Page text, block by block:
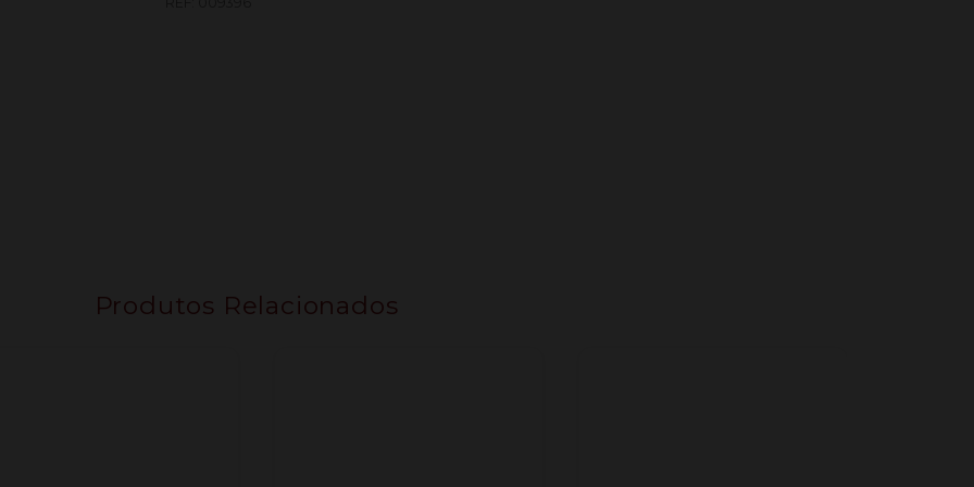
Produtos Relacionados